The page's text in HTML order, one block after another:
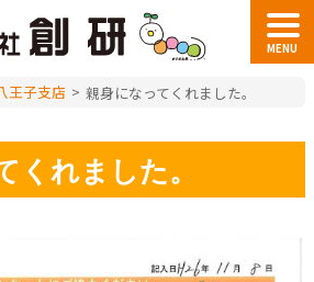
MENU
王子支店 > 親身になってくれました。
くれました。